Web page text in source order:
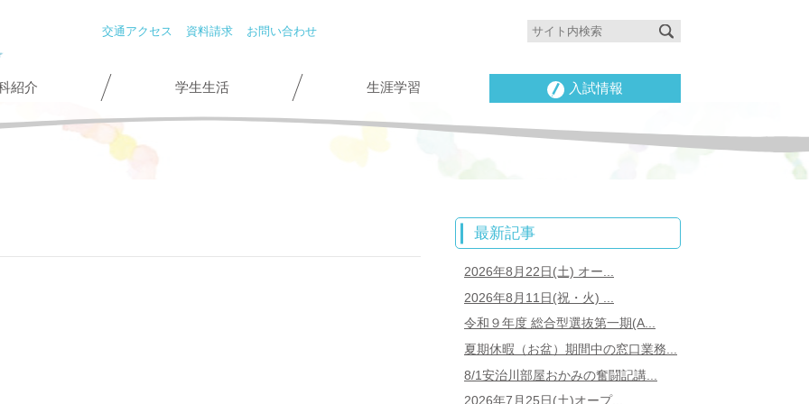
交通アクセス 資料請求 お問い合わせ
紹介 学生生活 生涯学習 入試情報
最新記事
2026年8月22日(土) オー...
2026年8月11日(祝・火) ...
令和９年度 総合型選抜第一期(A...
夏期休暇（お盆）期間中の窓口業務...
8/1安治川部屋おかみの奮闘記講...
2026年7月25日(土)オープ...